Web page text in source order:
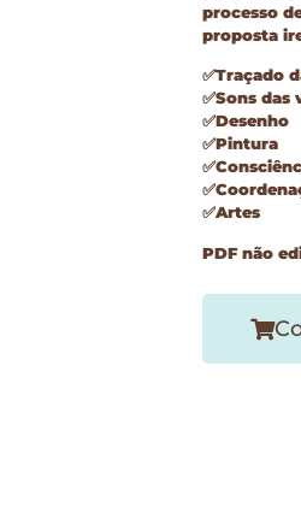
processo
proposta
✅Traçado
✅Sons das
✅Desenho
✅Pintura
✅Artes
PDF não